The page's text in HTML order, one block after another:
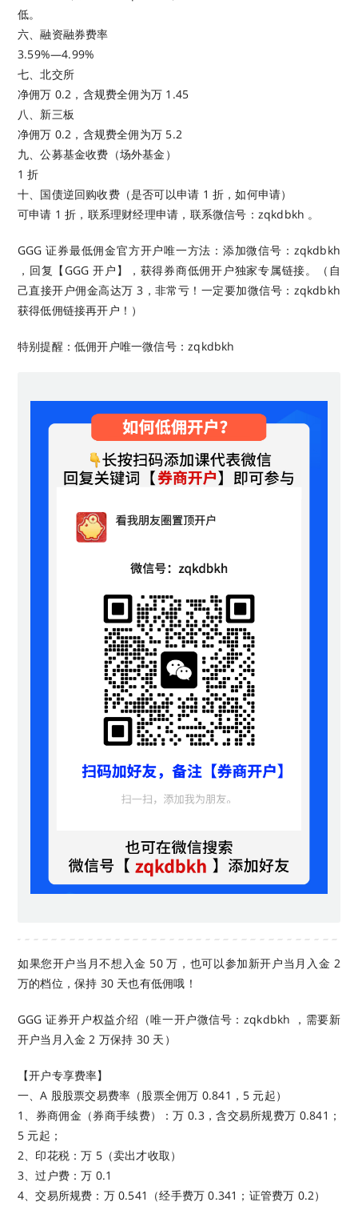
低。
六、融资融券费率
3.59%—4.99%
七、北交所
净佣万 0.2，含规费全佣为万 1.45
八、新三板
净佣万 0.2，含规费全佣为万 5.2
九、公募基金收费（场外基金）
1 折
十、国债逆回购收费（是否可以申请 1 折，如何申请）
可申请 1 折，联系理财经理申请，联系微信号：zqkdbkh 。
GGG 证券最低佣金官方开户唯一方法：添加微信号：zqkdbkh
，回复【GGG 开户】，获得券商低佣开户独家专属链接。（自
己直接开户佣金高达万 3，非常亏！一定要加微信号：zqkdbkh
获得低佣链接再开户！）
特别提醒：低佣开户唯一微信号：zqkdbkh
如果您开户当月不想入金 50 万，也可以参加新开户当月入金 2
万的档位，保持 30 天也有低佣哦！
GGG 证券开户权益介绍（唯一开户微信号：zqkdbkh ，需要新
开户当月入金 2 万保持 30 天）
【开户专享费率】
一、A 股股票交易费率（股票全佣万 0.841，5 元起）
1、券商佣金（券商手续费）：万 0.3，含交易所规费万 0.841；
5 元起；
2、印花税：万 5（卖出才收取）
3、过户费：万 0.1
4、交易所规费：万 0.541（经手费万 0.341；证管费万 0.2）